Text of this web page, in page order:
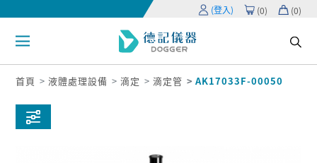
(登入) (0) (0)
首頁 液體處理設備 滴定 滴定管 AK17033F-00050